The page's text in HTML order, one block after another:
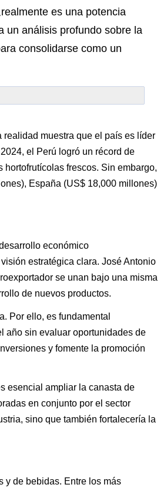
es una potencia
un análisis profundo sobre la
consolidarse como un
muestra que el país es líder
el Perú logró un récord de
frescos. Sin embargo,
España (US$ 18,000 millones)
económico
estratégica clara. José Antonio
se unan bajo una misma
de nuevos productos.
Por ello, es fundamental
año sin evaluar oportunidades de
y fomente la promoción
esencial ampliar la canasta de
en conjunto por el sector
sino que también fortalecería la
y de bebidas. Entre los más